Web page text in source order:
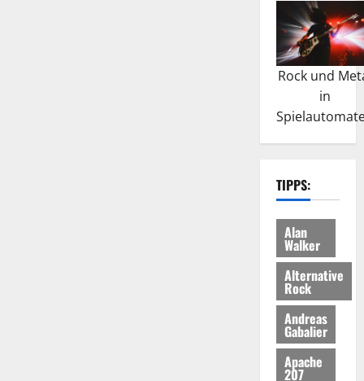
Rock und
in
TIPPS:
Alan
Walker
Alternative
Rock
Andreas
Gabalier
Apache
207